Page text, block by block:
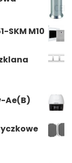
SKM M10
Ae(B)